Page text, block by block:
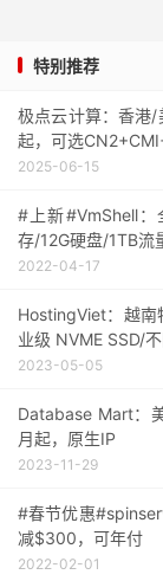
特别推荐
极点云计算：香港
起，可选
2025-06-15
#上新#VmShell：
存/12G硬盘/1TB
2022-04-17
HostingViet：越
业级 NVME SSD/
2023-05-05
Database Mart：
月起，原生IP
2023-11-29
#春节优惠
减$300，可年付
2022-02-01